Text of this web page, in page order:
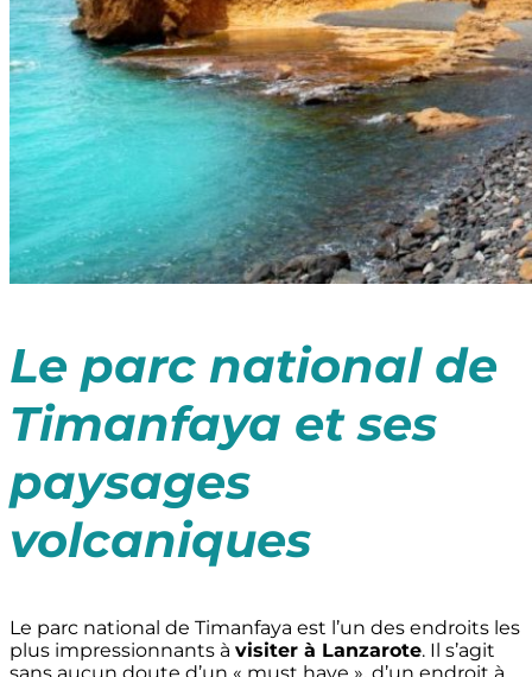
Le parc national de
Timanfaya et ses
paysages
volcaniques
Le parc national de Timanfaya est l’un des endroits les
plus impressionnants à visiter à Lanzarote. Il s’agit